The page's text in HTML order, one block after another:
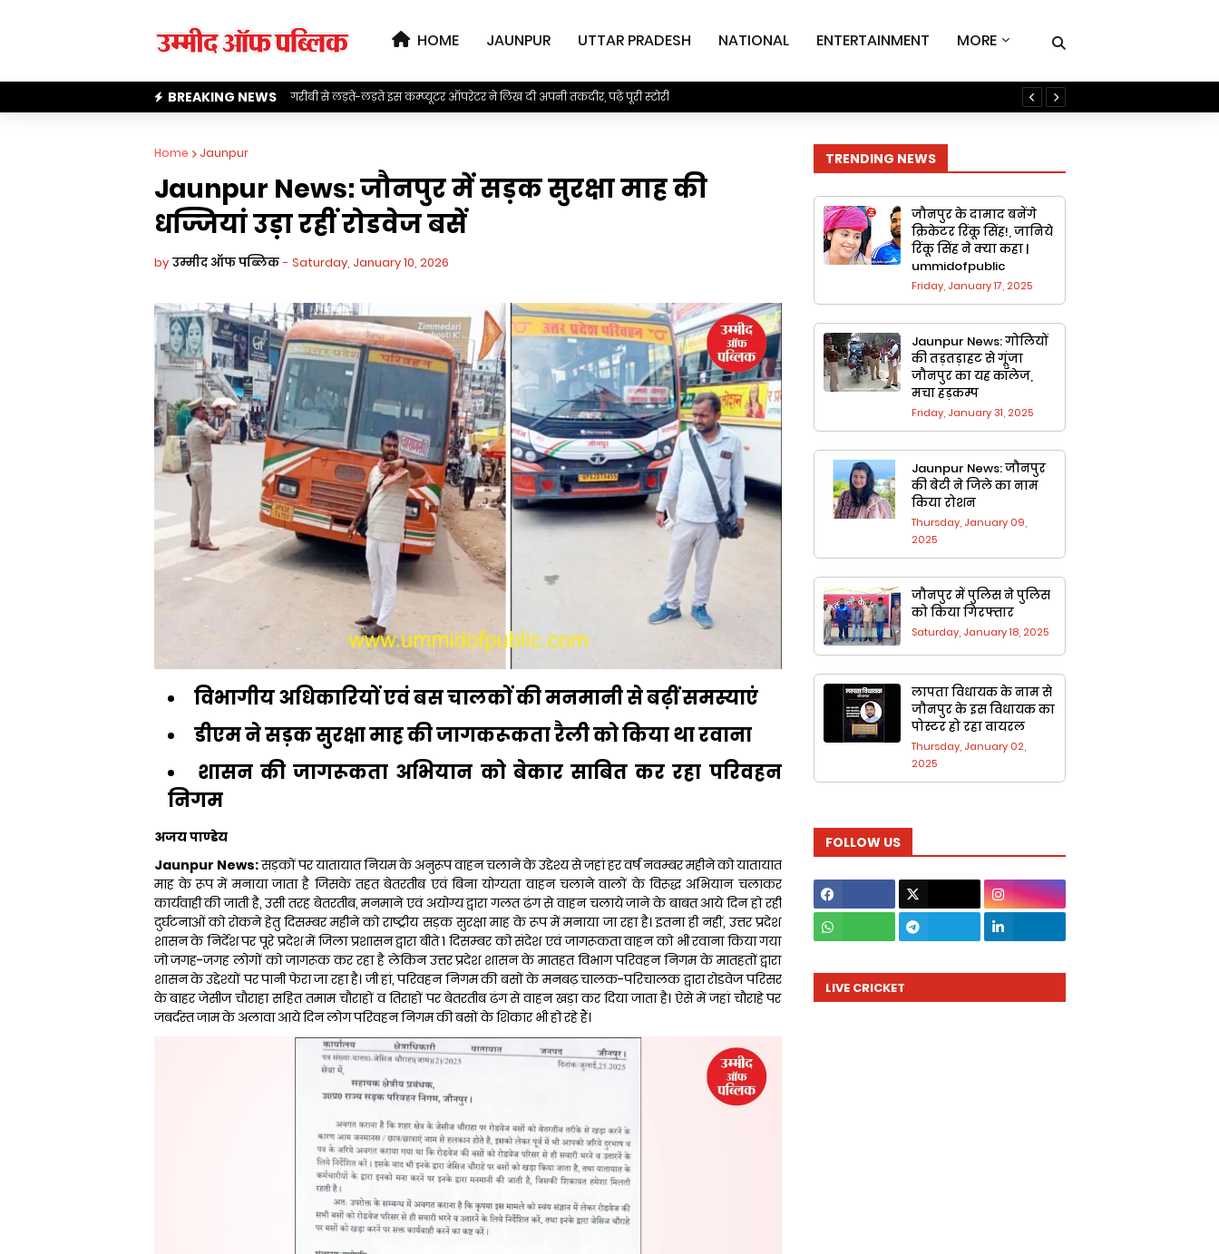
HOME JAUNPUR UTTAR PRADESH NATIONAL ENTERTAINMENT MORE
BREAKING NEWS गरीबी से लड़ते-लड़ते इस कम्प्यूटर ऑपरेटर ने लिख दी अपनी तकदीर, पढ़ें पूरी स्टोरी
Home Jaunpur
Jaunpur News: जौनपुर में सड़क सुरक्षा माह की
धज्जियां उड़ा रहीं रोडवेज बसें
by उम्मीद ऑफ पब्लिक - Saturday, January 10, 2026
विभागीय अधिकारियों एवं बस चालकों की मनमानी से बढ़ीं समस्याएं
डीएम ने सड़क सुरक्षा माह की जागकरूकता रैली को किया था रवाना
शासन की जागरूकता अभियान को बेकार साबित कर रहा परिवहन
निगम
अजय पाण्डेय
Jaunpur News:सड़कों पर यातायात नियम के अनुरूप वाहन चलाने के उद्देश्य से जहां हर वर्ष नवम्बर महीने को यातायात
माह के रूप में मनाया जाता है जिसके तहत बेतरतीब एवं बिना योग्यता वाहन चलाने वालों के विरूद्ध अभियान चलाकर
कार्यवाही की जाती है, उसी तरह बेतरतीब, मनमाने एवं अयोग्य द्वारा गलत ढंग से वाहन चलाये जाने के बाबत आये दिन हो रही
दुर्घटनाओं को रोकने हेतु दिसम्बर महीने को राष्ट्रीय सड़क सुरक्षा माह के रूप में मनाया जा रहा है। इतना ही नहीं, उत्तर प्रदेश
शासन के निर्देश पर पूरे प्रदेश में जिला प्रशासन द्वारा बीते 1 दिसम्बर को संदेश एवं जागरूकता वाहन को भी रवाना किया गया
जो जगह-जगह लोगों को जागरूक कर रहा है लेकिन उत्तर प्रदेश शासन के मातहत विभाग परिवहन निगम के मातहतों द्वारा
शासन के उद्देश्यों पर पानी फेरा जा रहा है। जी हां, परिवहन निगम की बसों के मनबढ़ चालक-परिचालक द्वारा रोडवेज परिसर
के बाहर जेसीज चौराहा सहित तमाम चौराहों व तिराहों पर बेतरतीब ढंग से वाहन खड़ा कर दिया जाता है। ऐसे में जहां चौराहे पर
जबर्दस्त जाम के अलावा आये दिन लोग परिवहन निगम की बसों के शिकार भी हो रहे हैं।
TRENDING NEWS
जौनपुर के दामाद बनेंगे
क्रिकेटर रिंकू सिंह!, जानिये
रिंकू सिंह ने क्या कहा |
ummidofpublic
Friday, January 17, 2025
Jaunpur News: गोलियों
की तड़तड़ाहट से गूंजा
जौनपुर का यह कॉलेज,
मचा हड़कम्प
Friday, January 31, 2025
Jaunpur News: जौनपुर
की बेटी ने जिले का नाम
किया रोशन
Thursday, January 09,
2025
जौनपुर में पुलिस ने पुलिस
को किया गिरफ्तार
Saturday, January 18, 2025
लापता विधायक के नाम से
जौनपुर के ​इस वि​धायक का
पोस्टर हो रहा वायरल
Thursday, January 02,
2025
FOLLOW US
LIVE CRICKET